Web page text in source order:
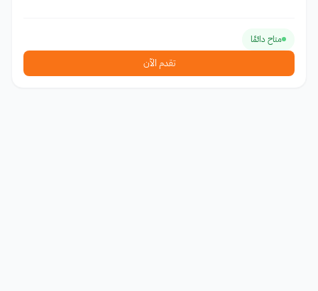
متاح دائمًا
تقدم الآن